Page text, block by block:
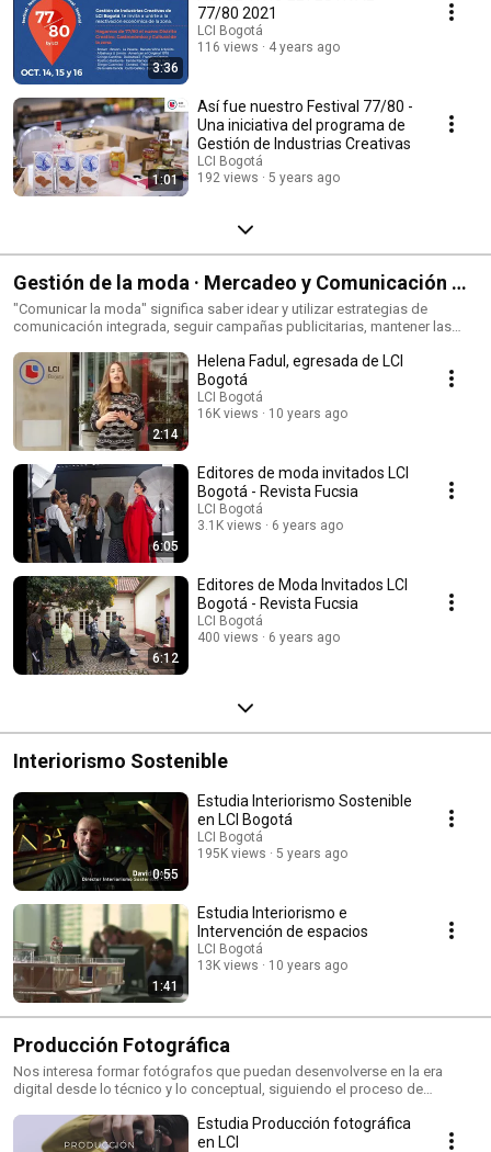
3:36
77/80 2021
LCI Bogotá
116 views
4 years ago
1:01
Así fue nuestro Festival 77/80 -
Una iniciativa del programa de
Gestión de Industrias Creativas
LCI Bogotá
192 views
5 years ago
Gestión de la moda · Mercadeo y Comunicación de
la Moda
"Comunicar la moda" significa saber idear y utilizar estrategias de
comunicación integrada, seguir campañas publicitarias, mantener las
trabajan en el sector, organizar eventos o desfiles y proyectar planes para
lanzar un producto, un diseñador o una marca.
2:14
Helena Fadul, egresada de LCI
Bogotá
LCI Bogotá
16K views
10 years ago
6:05
Editores de moda invitados LCI
Bogotá - Revista Fucsia
LCI Bogotá
3.1K views
6 years ago
6:12
Editores de Moda Invitados LCI
Bogotá - Revista Fucsia
LCI Bogotá
400 views
6 years ago
Interiorismo Sostenible
0:55
Estudia Interiorismo Sostenible
en LCI Bogotá
LCI Bogotá
195K views
5 years ago
1:41
Estudia Interiorismo e
Intervención de espacios
LCI Bogotá
13K views
10 years ago
Producción Fotográfica
Nos interesa formar fotógrafos que puedan desenvolverse en la era
digital desde lo técnico y lo conceptual, siguiendo el proceso de
Estudia Producción fotográfica
en LCI